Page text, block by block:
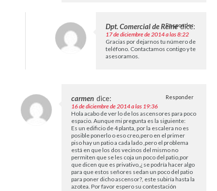
Dpt. Comercial de Reine dice:
17 de diciembre de 2014 a las 8:22
Gracias por dejarnos tu número de
teléfono. Contactamos contigo y te
asesoramos.
Responder
carmen dice:
16 de diciembre de 2014 a las 19:36
Hola acabo de ver lo de los ascensores para poco
espacio. Aunque mi pregunta es la siguiente:
Es un edificio de 4 planta, por la escalera no es
posible ponerlo o eso creo,pero en el primer
piso hay un patio a cada lado ,pero el problema
está en que los dos vecinos del mismo no
permiten que se les coja un poco del patio,por
que dicen que es privativo,¿ se podría hacer algo
para que estos señores sedan un poco del patio
para poner dicho ascensor?, este subiría hasta la
azotea. Por favor espero su contestación
Responder